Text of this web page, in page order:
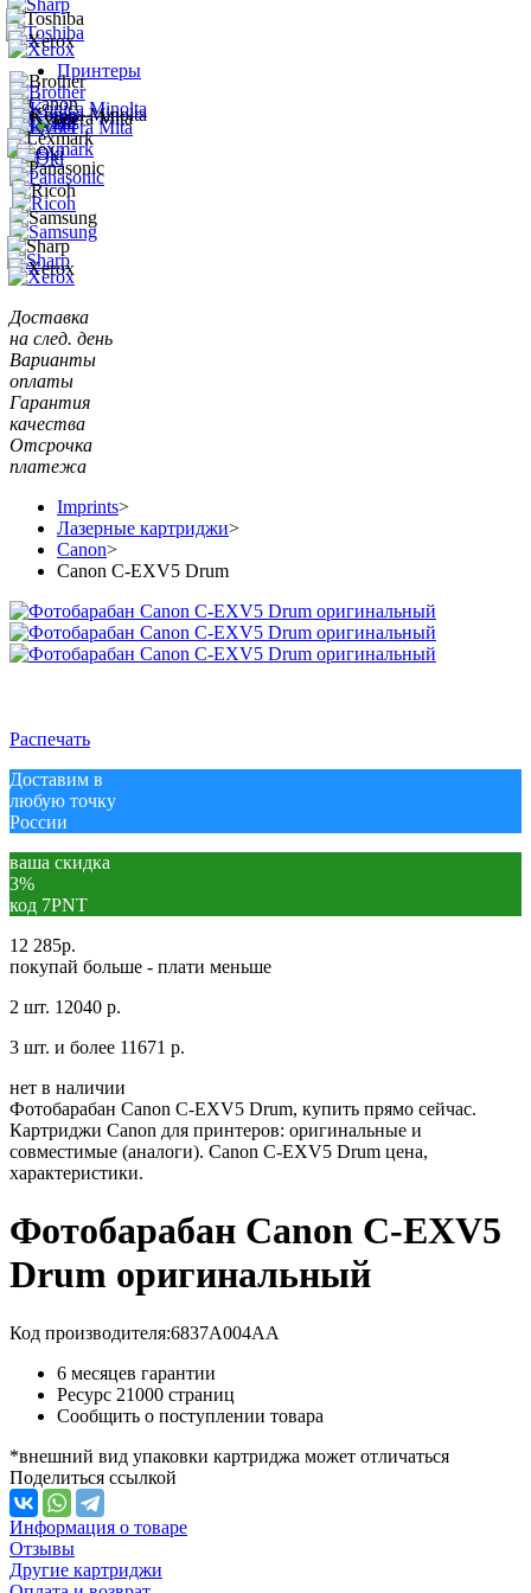
Принтеры
Доставка
на след. день
Варианты
оплаты
Гарантия
качества
Отсрочка
платежа
Imprints>
Лазерные картриджи>
Canon>
Canon C-EXV5 Drum
Распечать
Доставим в
любую точку
России
ваша скидка
3%
код 7PNT
12 285р.
покупай больше - плати меньше
2 шт. 12040 р.
3 шт. и более 11671 р.
нет в наличии
Фотобарабан Canon C-EXV5 Drum, купить прямо сейчас.
Картриджи Canon для принтеров: оригинальные и
совместимые (аналоги). Canon C-EXV5 Drum цена,
характеристики.
Фотобарабан Canon C-EXV5
Drum оригинальный
Код производителя:6837A004AA
6 месяцев гарантии
Ресурс 21000 страниц
Сообщить о поступлении товара
*внешний вид упаковки картриджа может отличаться
Поделиться ссылкой
Информация о товаре
Отзывы
Другие картриджи